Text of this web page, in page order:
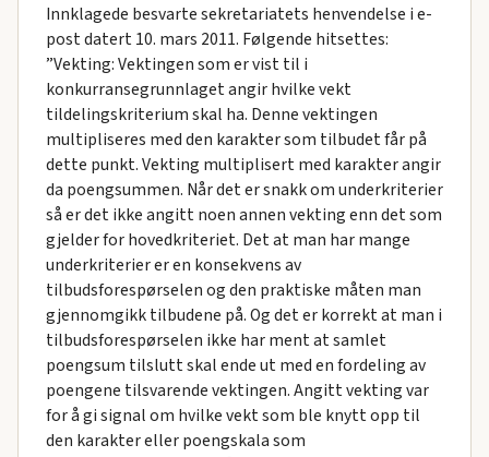
Innklagede besvarte sekretariatets henvendelse i e-
post datert 10. mars 2011. Følgende hitsettes:
”Vekting: Vektingen som er vist til i
konkurransegrunnlaget angir hvilke vekt
tildelingskriterium skal ha. Denne vektingen
multipliseres med den karakter som tilbudet får på
dette punkt. Vekting multiplisert med karakter angir
da poengsummen. Når det er snakk om underkriterier
så er det ikke angitt noen annen vekting enn det som
gjelder for hovedkriteriet. Det at man har mange
underkriterier er en konsekvens av
tilbudsforespørselen og den praktiske måten man
gjennomgikk tilbudene på. Og det er korrekt at man i
tilbudsforespørselen ikke har ment at samlet
poengsum tilslutt skal ende ut med en fordeling av
poengene tilsvarende vektingen. Angitt vekting var
for å gi signal om hvilke vekt som ble knytt opp til
den karakter eller poengskala som